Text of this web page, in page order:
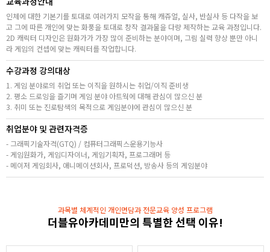
인체에 대한 기본기를 토대로 여러가지 모작을 통해 캐쥬얼, 실사, 반실사 등 다작을 보
고 그에 따른 개인에 맞는 화풍을 토대로 창작 결과물을 다량 제작하는 교육 과정입니다.
2D 캐릭터 디자인은 원화가가 가장 많이 준비하는 분야이며, 그림 실력 향상 뿐만 아니
라 게임의 컨셉에 맞는 캐릭터를 작업합니다.
수강과정 강의대상
1. 게임 분야로의 취업 또는 이직을 원하시는 취업/이직 준비생
2. 평소 드로잉을 즐기며 게임 분야 아트웍에 대해 관심이 많으신 분
3. 취미 또는 진로탐색의 목적으로 게임분야에 관심이 많으신 분
취업분야 및 관련자격증
- 그래픽기술자격(GTQ) / 컴퓨터그래픽스운용기능사
- 게임원화가, 게임디자이너, 게임기획자, 프로그래머 등
- 메이저 게임회사, 애니메이션회사, 프로덕션, 방송사 등의 게임분야
과목별 체계적인 개인면담과 전문교육 양성 프로그램
더블유아카데미만의 특별한 선택 이유!